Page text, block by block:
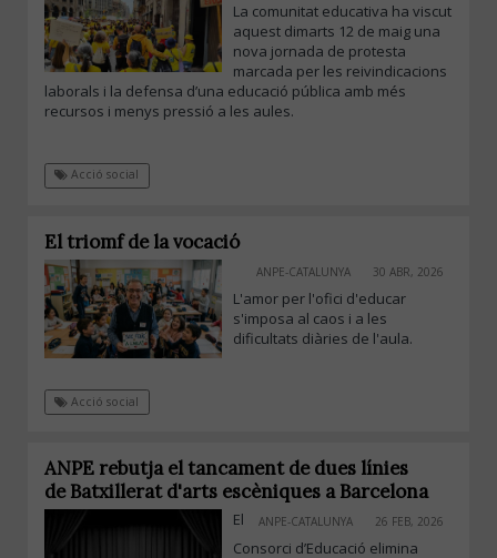
La comunitat educativa ha viscut
aquest dimarts 12 de maig una
nova jornada de protesta
marcada per les reivindicacions
laborals i la defensa d’una educació pública amb més
recursos i menys pressió a les aules.
Acció social
El triomf de la vocació
ANPE-CATALUNYA 30 ABR, 2026
L'amor per l'ofici d'educar
s'imposa al caos i a les
dificultats diàries de l'aula.
Acció social
ANPE rebutja el tancament de dues línies
de Batxillerat d'arts escèniques a Barcelona
ANPE-CATALUNYA 26 FEB, 2026
El
Consorci d’Educació elimina